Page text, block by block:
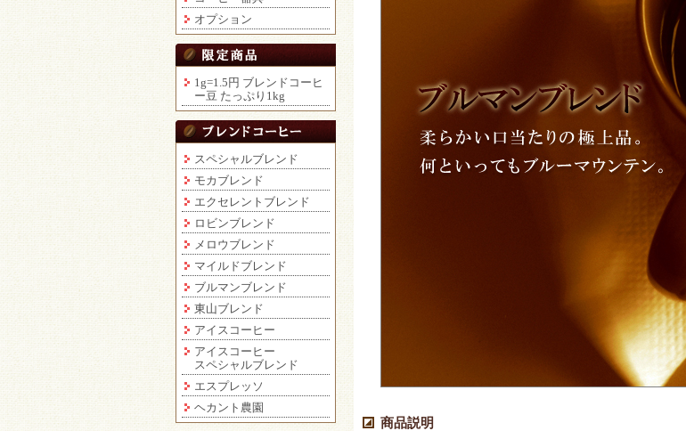
オプション
1g=1.5円 ブレンドコーヒ
ー豆 たっぷり1kg
スペシャルブレンド
モカブレンド
エクセレントブレンド
ロビンブレンド
メロウブレンド
マイルドブレンド
ブルマンブレンド
東山ブレンド
アイスコーヒー
アイスコーヒー
スペシャルブレンド
エスプレッソ
ヘカント農園
商品説明